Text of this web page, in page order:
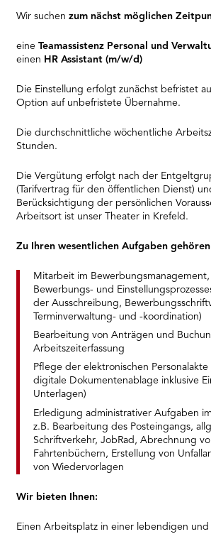
Wir suchenzum nächst möglichen
eineTeamassistenz Personal und
einen HR Assistant (m/w/d)
Die Einstellung erfolgt zunächst befristet
Option auf unbefristete Übernahme.
Die durchschnittliche wöchentliche
Stunden.
Die Vergütung erfolgt nach der
(Tarifvertrag für den öffentlichen Dienst)
Berücksichtigung der persönlichen
Arbeitsort ist unser Theater in Krefeld.
Zu Ihren wesentlichen Aufgaben
Mitarbeit im
Bewerbungs- und
der Ausschreibung,
Terminverwaltung- und -koordination)
Bearbeitung von Anträgen und
Arbeitszeiterfassung
Pflege der elektronischen
digitale Dokumentenablage inklusive
Unterlagen)
Erledigung administrativer Aufgaben
z.B. Bearbeitung des Posteingangs,
Schriftverkehr, JobRad, Abrechnung
Fahrtenbüchern, Erstellung von
von Wiedervorlagen
Wir bieten Ihnen:
Einen Arbeitsplatz in einer lebendigen